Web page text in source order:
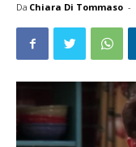
Da Chiara Di Tommaso -